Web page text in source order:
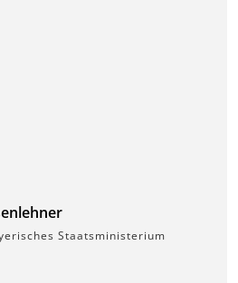
Staatsministerium